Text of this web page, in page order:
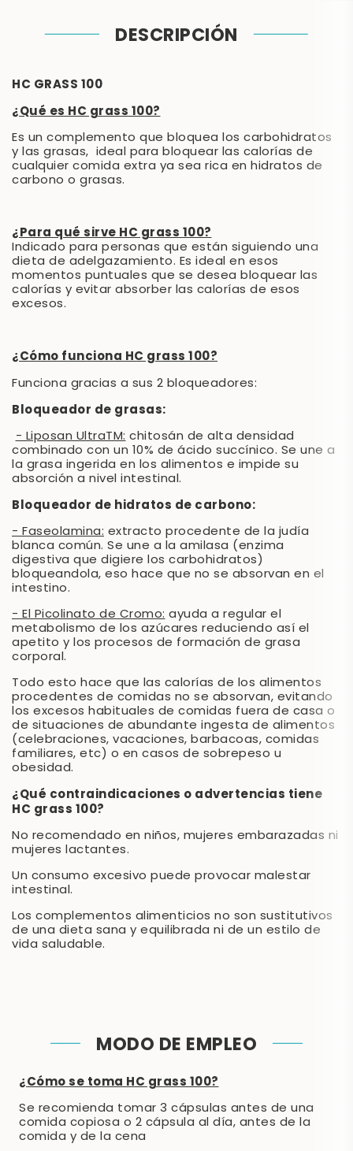
DESCRIPCIÓN
HC GRASS 100
¿Qué es HC grass 100?
Es un complemento que bloquea los carbohidratos
y las grasas, ideal para bloquear las calorías de
cualquier comida extra ya sea rica en hidratos de
carbono o grasas.
¿Para qué sirve HC grass 100?
Indicado para personas que están siguiendo una
dieta de adelgazamiento. Es ideal en esos
momentos puntuales que se desea bloquear las
calorías y evitar absorber las calorías de esos
excesos.
¿Cómo funciona HC grass 100?
Funciona gracias a sus 2 bloqueadores:
Bloqueador de grasas:
- Liposan UltraTM:chitosán de alta densidad
combinado con un 10% de ácido succínico. Se une a
la grasa ingerida en los alimentos e impide su
absorción a nivel intestinal.
Bloqueador de hidratos de carbono:
- Faseolamina: extracto procedente de la judía
blanca común. Se une a la amilasa (enzima
digestiva que digiere los carbohidratos)
bloqueandola, eso hace que no se absorvan en el
intestino.
- El Picolinato de Cromo:ayuda a regular el
metabolismo de los azúcares reduciendo así el
apetito y los procesos de formación de grasa
corporal.
Todo esto hace que las calorías de los alimentos
procedentes de comidas no se absorvan, evitando
los excesos habituales de comidas fuera de casa o
de situaciones de abundante ingesta de alimentos
(celebraciones, vacaciones, barbacoas, comidas
familiares, etc) o en casos de sobrepeso u
obesidad.
¿Qué contraindicaciones o advertencias tiene
HC grass 100?
No recomendado en niños, mujeres embarazadas ni
mujeres lactantes.
Un consumo excesivo puede provocar malestar
intestinal.
Los complementos alimenticios no son sustitutivos
de una dieta sana y equilibrada ni de un estilo de
vida saludable.
MODO DE EMPLEO
¿Cómo se toma HC grass 100?
Se recomienda tomar 3 cápsulas antes de una
comida copiosa o 2 cápsula al día, antes de la
comida y de la cena